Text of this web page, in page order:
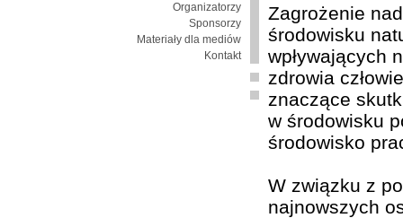
Organizatorzy
Sponsorzy
Materiały dla mediów
Kontakt
Zagrożenie
środowisku
wpływających
zdrowia
znaczące
w środowisku
środowisko
W związku z
najnowszych